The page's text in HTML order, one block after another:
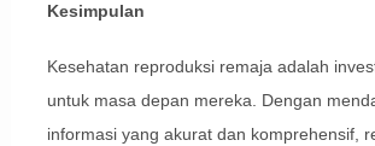
Kesimpulan
Kesehatan reproduksi remaja adalah
untuk masa depan mereka. Dengan
informasi yang akurat dan komprehensif,